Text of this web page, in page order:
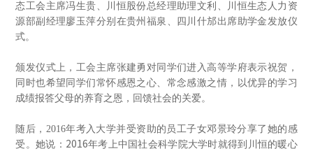
态工会主席冯生贵、川恒股份总经理助理文利、川恒生态人力资
源部副经理廖玉萍分别在贵州福泉、四川什邡出席助学金发放仪
式。
颁发仪式上，工会主席张建勇对同学们进入高等学府表示祝贺，
同时也希望同学们常怀感恩之心、常念感激之情，以优异的学习
成绩报答父母的养育之恩，回馈社会的关爱。
随后，2016年考入大学并受资助的员工子女邓景玲分享了她的感
受。她说： 2016年考上中国社会科学院大学时就得到川恒的暖心